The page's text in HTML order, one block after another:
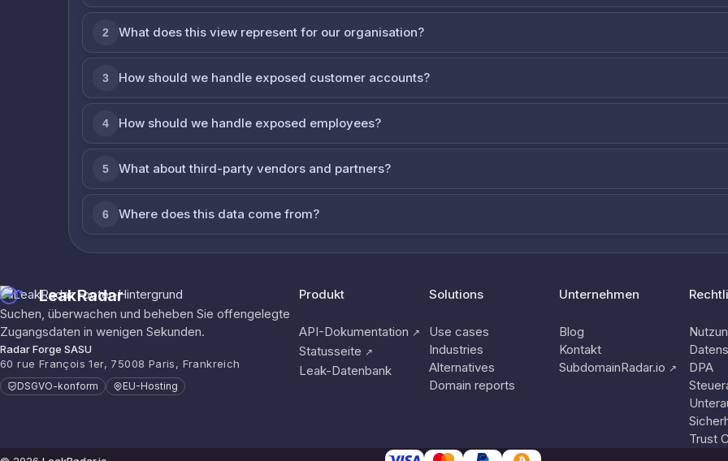
2 What does this view represent for our organisation?
3 How should we handle exposed customer accounts?
4 How should we handle exposed employees?
5 What about third-party vendors and partners?
6 Where does this data come from?
LeakRadar
Suchen, überwachen und beheben Sie offengelegte
Zugangsdaten in wenigen Sekunden.
Radar Forge SASU
60 rue François 1er, 75008 Paris, Frankreich
DSGVO-konform EU-Hosting
Produkt
API-Dokumentation ↗
Statusseite ↗
Leak-Datenbank
Solutions
Use cases
Industries
Alternatives
Domain reports
Unternehmen
Blog
Kontakt
SubdomainRadar.io ↗
DPA
Trust